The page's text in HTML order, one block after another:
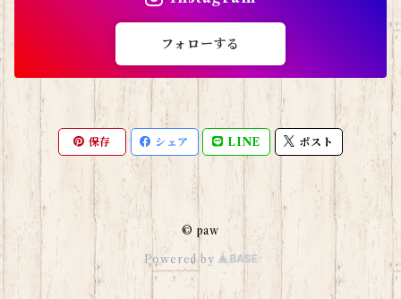
フォローする
保存 シェア LINE ポスト
© paw
Powered by